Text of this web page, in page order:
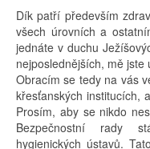
Dík patří především
všech úrovních a
jednáte v duchu
nejposlednějších, mě jste
Obracím se tedy na vás
křesťanských institucích,
Prosím, aby se nikdo
Bezpečnostní rady
hygienických ústavů.